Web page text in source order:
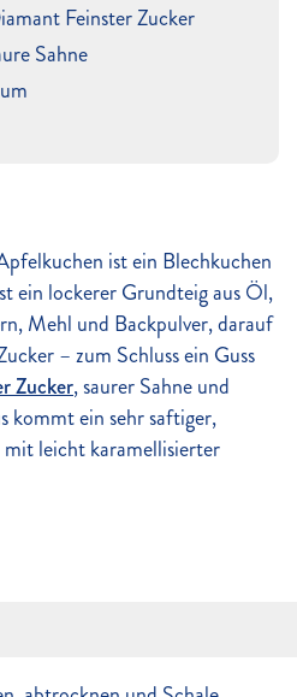
ist ein Blechkuchen
ein lockerer Grundteig aus Öl,
Mehl und Backpulver, darauf
– zum Schluss ein Guss
Zucker, saurer Sahne und
kommt ein sehr saftiger,
leicht karamellisierter
Feinster Zucker
Sahne